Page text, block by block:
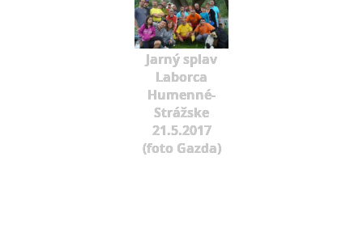
Jarný splav
Laborca
Humenné-
Strážske
21.5.2017
(foto Gazda)